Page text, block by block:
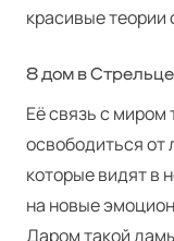
красивые теории
8 дом в
Её связь с миром
освободиться от
которые видят в
на новые
Даром такой